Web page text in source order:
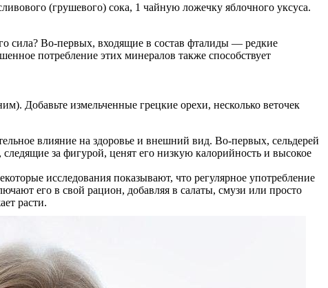
(грушевого) сока, 1 чайную ложечку яблочного уксуса.
сила? Во-первых, входящие в состав фталиды — редкие
потребление этих минералов также способствует
Добавьте измельченные грецкие орехи, несколько веточек
влияние на здоровье и внешний вид. Во-первых, сельдерей
за фигурой, ценят его низкую калорийность и высокое
исследования показывают, что регулярное употребление
его в свой рацион, добавляя в салаты, смузи или просто
расти.